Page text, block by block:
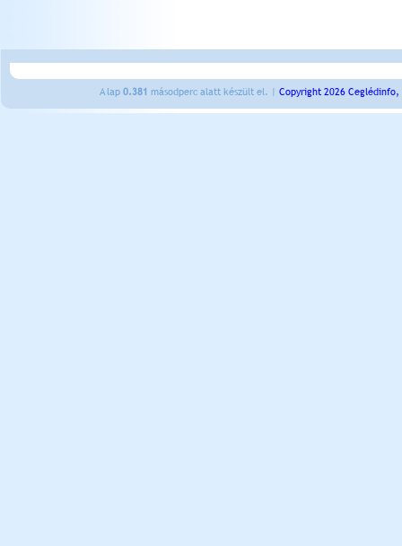
A lap 0.381 másodperc alatt készült el. | Copyright 2026